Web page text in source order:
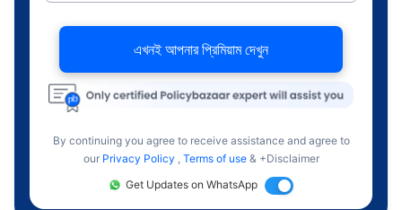
এখনই আপনার প্রিমিয়াম দেখুন
By continuing you agree to receive assistance and agree to
our Privacy Policy , Terms of use & +Disclaimer
Get Updates on WhatsApp